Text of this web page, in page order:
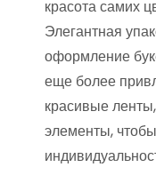
красота самих
Элегантная
оформление
еще более
красивые
элементы,